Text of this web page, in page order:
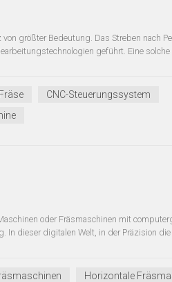
größter Bedeutung. Das Streben nach
geführt. Eine
Fräse
CNC-Steuerungssystem
oder Fräsmaschinen mit
dieser digitalen Welt, in der Präzision
Horizontale